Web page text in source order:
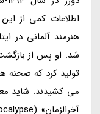
اطلاعات کمی از
هنرمند آلمانی در
تولید کرد که صحنه
می کشیدند. شاید